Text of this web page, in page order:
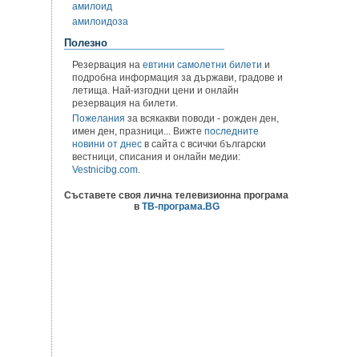
амилоид
амилоидоза
Полезно
Резервация на евтини самолетни билети и
подробна информация за държави, градове и
летища. Най-изгодни цени и онлайн
резервация на билети.
Пожелания за всякакви поводи - рожден ден,
имен ден, празници... Вижте последните
новини от днес в сайта с всички български
вестници, списания и онлайн медии:
Vestnicibg.com.
Съставете своя лична телевизионна програма
в ТВ-програма.BG